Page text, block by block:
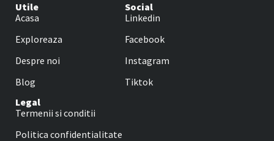
Utile
Acasa
Exploreaza
Despre noi
Blog
Social
Linkedin
Facebook
Instagram
Tiktok
Legal
Termenii si conditii
Politica confidentialitate